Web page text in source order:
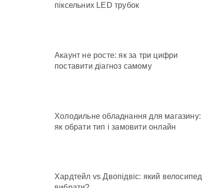
піксельних LED трубок
Акаунт не росте: як за три цифри
поставити діагноз самому
Холодильне обладнання для магазину:
як обрати тип і замовити онлайн
Хардтейл vs Двопідвіс: який велосипед